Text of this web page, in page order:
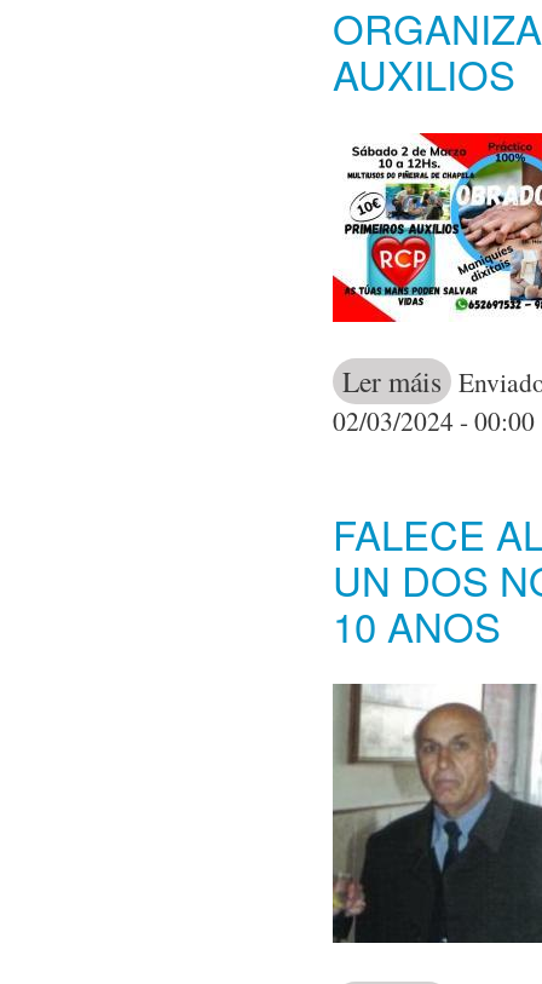
AUXILIOS
Ler máis acerca de A
02/03/2024 - 00:00
FALECE
UN DOS
10 ANOS